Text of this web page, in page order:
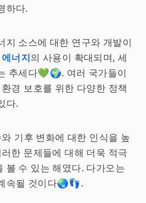
하다.
지 소스에 대한 연구와 개발이
너지의 사용이 확대되며, 세
추세다💚🌍. 여러 국가들이
경 보호를 위한 다양한 정책
다.
기후 변화에 대한 인식을 높
한 문제들에 대해 더욱 적극
볼 수 있는 해였다. 다가오는
속될 것이다🌏👣.